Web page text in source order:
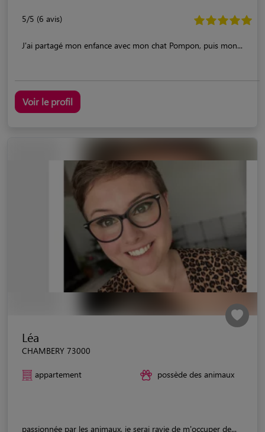
5/5 (6 avis)
J'ai partagé mon enfance avec mon chat Pompon, puis mon...
Voir le profil
Léa
CHAMBERY 73000
appartement possède des animaux
passionnée par les animaux, je serai ravie de m'occuper de...